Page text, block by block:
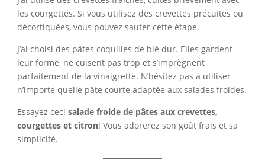
les courgettes. Si vous utilisez des crevettes précuites ou
décortiquées, vous pouvez sauter cette étape.
J’ai choisi des pâtes coquilles de blé dur. Elles gardent
leur forme, ne cuisent pas trop et s’imprègnent
parfaitement de la vinaigrette. N’hésitez pas à utiliser
n’importe quelle pâte courte adaptée aux salades froides.
Essayez ceci salade froide de pâtes aux crevettes,
courgettes et citron! Vous adorerez son goût frais et sa
simplicité.